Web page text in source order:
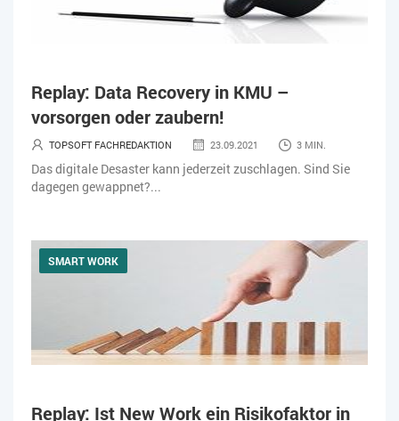
Replay: Data Recovery in KMU –
vorsorgen oder zaubern!
TOPSOFT FACHREDAKTION 23.09.2021 3 MIN.
Das digitale Desaster kann jederzeit zuschlagen. Sind Sie
dagegen gewappnet?...
SMART WORK
Replay: Ist New Work ein Risikofaktor in